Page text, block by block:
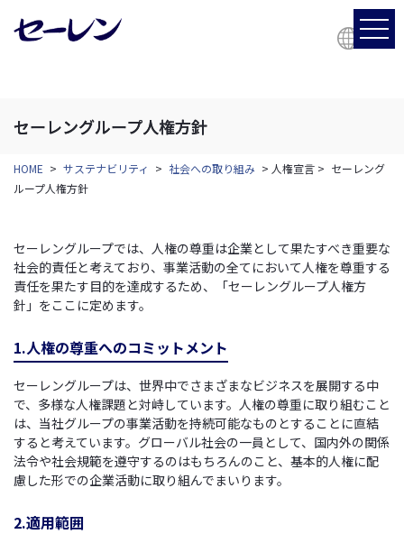
EN
セーレングループ人権方針
HOME > サステナビリティ > 社会への取り組み > 人権宣言 > セーレング
ループ人権方針
セーレングループでは、人権の尊重は企業として果たすべき重要な
社会的責任と考えており、事業活動の全てにおいて人権を尊重する
責任を果たす目的を達成するため、「セーレングループ人権方
針」をここに定めます。
1.人権の尊重へのコミットメント
セーレングループは、世界中でさまざまなビジネスを展開する中
で、多様な人権課題と対峙しています。人権の尊重に取り組むこと
は、当社グループの事業活動を持続可能なものとすることに直結
すると考えています。グローバル社会の一員として、国内外の関係
法令や社会規範を遵守するのはもちろんのこと、基本的人権に配
慮した形での企業活動に取り組んでまいります。
2.適用範囲